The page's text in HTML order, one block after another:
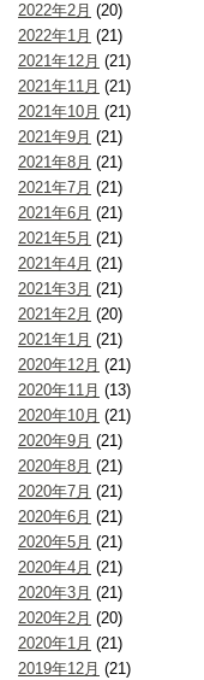
2022年2月 (20)
2022年1月 (21)
2021年12月 (21)
2021年11月 (21)
2021年10月 (21)
2021年9月 (21)
2021年8月 (21)
2021年7月 (21)
2021年6月 (21)
2021年5月 (21)
2021年4月 (21)
2021年3月 (21)
2021年2月 (20)
2021年1月 (21)
2020年12月 (21)
2020年11月 (13)
2020年10月 (21)
2020年9月 (21)
2020年8月 (21)
2020年7月 (21)
2020年6月 (21)
2020年5月 (21)
2020年4月 (21)
2020年3月 (21)
2020年2月 (20)
2020年1月 (21)
2019年12月 (21)